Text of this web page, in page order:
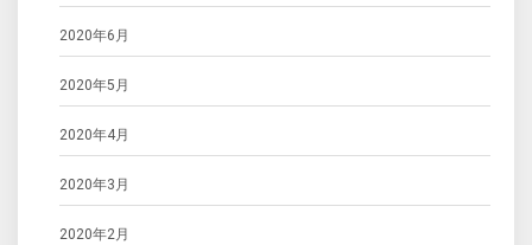
2020年6月
2020年5月
2020年4月
2020年3月
2020年2月